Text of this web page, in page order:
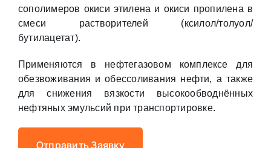
сополимеров окиси этилена и окиси пропилена в
смеси растворителей (ксилол/толуол/
бутилацетат).
Применяются в нефтегазовом комплексе для
обезвоживания и обессоливания нефти, а также
для снижения вязкости высокообводнённых
нефтяных эмульсий при транспортировке.
Отправить Заявку